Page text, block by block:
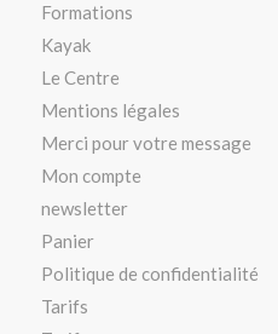
Formations
Kayak
Le Centre
Mentions légales
Merci pour votre message
Mon compte
newsletter
Panier
Politique de confidentialité
Tarifs